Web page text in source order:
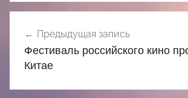
по
записям
Предыдущая запись
Фестиваль российского кино
Китае